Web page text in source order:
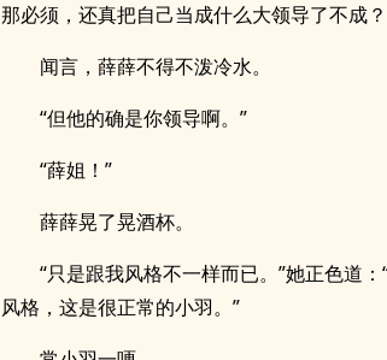
那必须，还真把自己当成什么大领导了不成
闻言，薛薛不得不泼冷水。
“但他的确是你领导啊。”
“薛姐！”
薛薛晃了晃酒杯。
“只是跟我风格不一样而已。”她正色道
风格，这是很正常的小羽。”